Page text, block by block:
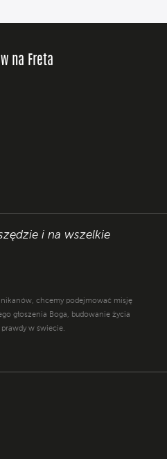
na Freta
i na wszelkie
chcemy podejmować misję
głoszenia Boga, budowanie życia
w świecie.